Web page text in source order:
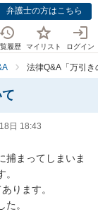
弁護士の方はこちら
履歴 マイリスト ログイン
法律Q&A「万引
日 18:43
捕まってしまいま
ります。
。